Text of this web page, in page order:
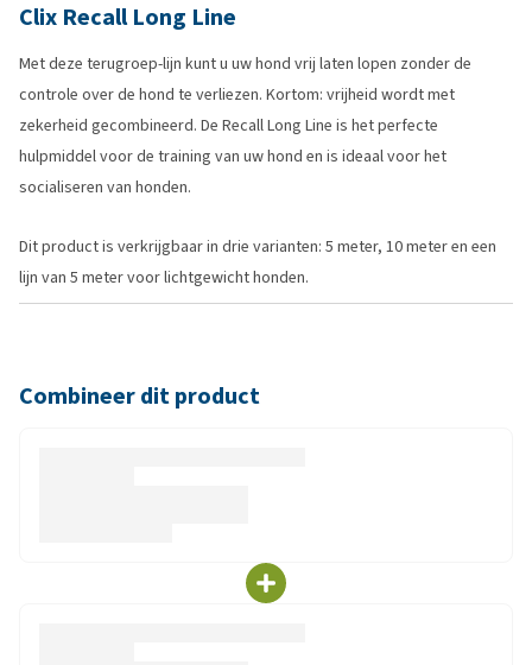
Clix Recall Long Line
Met deze terugroep-lijn kunt u uw hond vrij laten lopen zonder de
controle over de hond te verliezen. Kortom: vrijheid wordt met
zekerheid gecombineerd. De Recall Long Line is het perfecte
hulpmiddel voor de training van uw hond en is ideaal voor het
socialiseren van honden.
Dit product is verkrijgbaar in drie varianten: 5 meter, 10 meter en een
lijn van 5 meter voor lichtgewicht honden.
Combineer dit product